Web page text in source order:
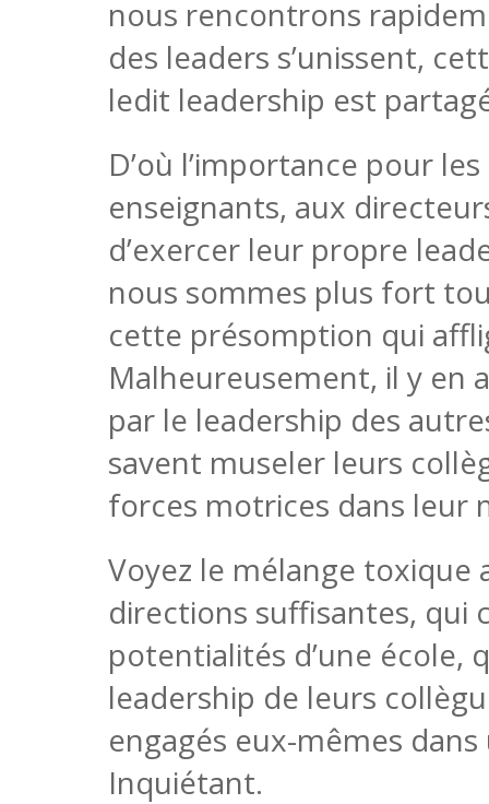
nous rencontrons
des leaders s’unissent,
ledit leadership est
D’où l’importance pour
enseignants, aux
d’exercer leur propre
nous sommes plus fort
cette présomption qui
Malheureusement, il y en
par le leadership des
savent museler leurs
forces motrices dans leur
Voyez le mélange toxique
directions suffisantes, qui
potentialités d’une école,
leadership de leurs
engagés eux-mêmes
Inquiétant.